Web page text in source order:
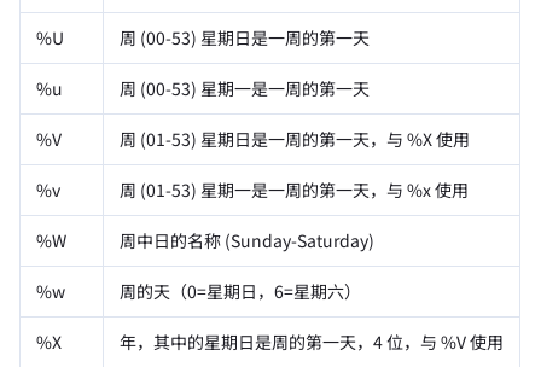
%U 周 (00-53) 星期日是一周的第一天
%u 周 (00-53) 星期一是一周的第一天
%V 周 (01-53) 星期日是一周的第一天，与 %X 使用
%v 周 (01-53) 星期一是一周的第一天，与 %x 使用
%W 周中日的名称 (Sunday-Saturday)
%w 周的天（0=星期日，6=星期六）
%X 年，其中的星期日是周的第一天，4 位，与 %V 使用